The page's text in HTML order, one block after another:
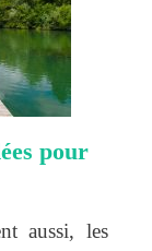
pour
aussi, les